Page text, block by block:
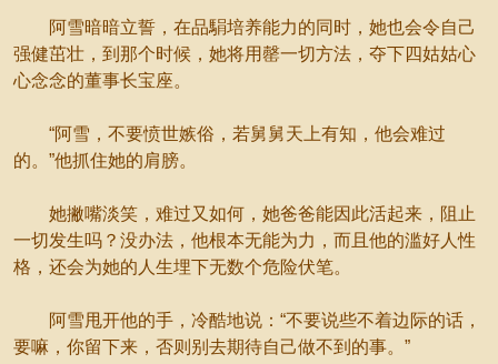
阿雪暗暗立誓，在品駽培养能力的同时，她也会令自己
强健茁壮，到那个时候，她将用罄一切方法，夺下四姑姑心
心念念的董事长宝座。
“阿雪，不要愤世嫉俗，若舅舅天上有知，他会难过
的。”他抓住她的肩膀。
她撇嘴淡笑，难过又如何，她爸爸能因此活起来，阻止
一切发生吗？没办法，他根本无能为力，而且他的滥好人性
格，还会为她的人生埋下无数个危险伏笔。
阿雪甩开他的手，冷酷地说：“不要说些不着边际的话，
要嘛，你留下来，否则别去期待自己做不到的事。”